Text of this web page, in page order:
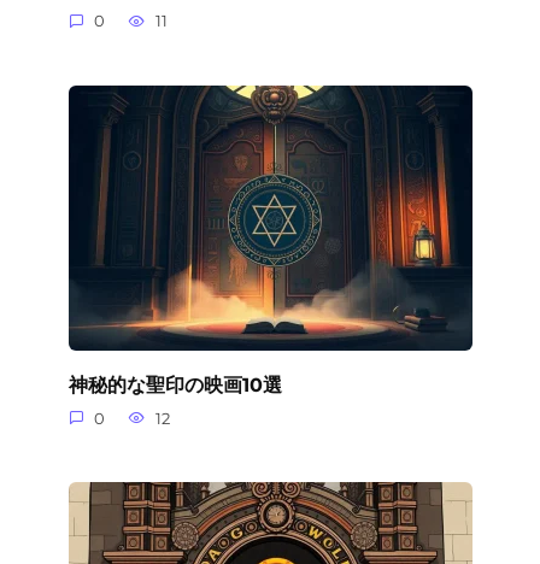
0 11
神秘的な聖印の映画10選
0 12